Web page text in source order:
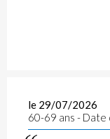
le 29/07/2026
60-69 ans -